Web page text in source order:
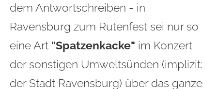
dem Antwortschreiben - in
Ravensburg zum Rutenfest sei nur so
eine Art "Spatzenkacke" im Konzert
der sonstigen Umweltsünden (implizit:
der Stadt Ravensburg) über das ganze